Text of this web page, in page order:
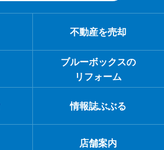
不動産を売却
ブルーボックスの
リフォーム
情報誌ぶぶる
店舗案内